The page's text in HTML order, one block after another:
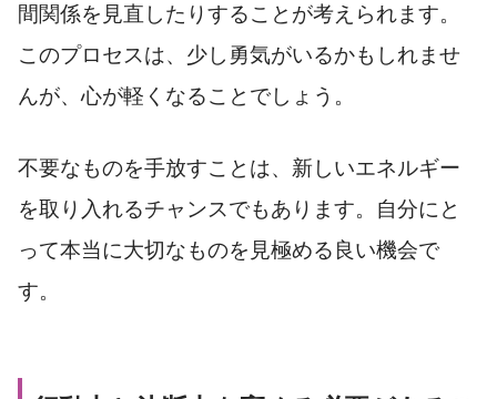
間関係を見直したりすることが考えられます。
このプロセスは、少し勇気がいるかもしれませ
んが、心が軽くなることでしょう。
不要なものを手放すことは、新しいエネルギー
を取り入れるチャンスでもあります。自分にと
って本当に大切なものを見極める良い機会で
す。